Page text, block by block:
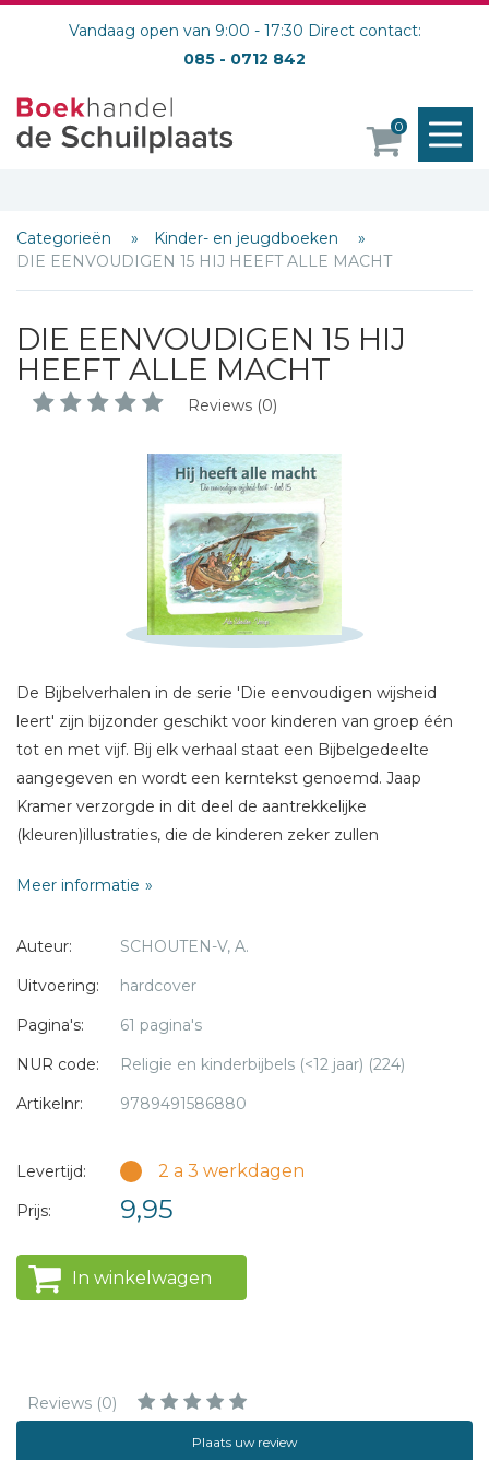
Vandaag open van 9:00 - 17:30 Direct contact:
085 - 0712 842
0
Categorieën
Kinder- en jeugdboeken
DIE EENVOUDIGEN 15 HIJ HEEFT ALLE MACHT
DIE EENVOUDIGEN 15 HIJ
HEEFT ALLE MACHT
Reviews (0)
De Bijbelverhalen in de serie 'Die eenvoudigen wijsheid
leert' zijn bijzonder geschikt voor kinderen van groep één
tot en met vijf. Bij elk verhaal staat een Bijbelgedeelte
aangegeven en wordt een kerntekst genoemd. Jaap
Kramer verzorgde in dit deel de aantrekkelijke
(kleuren)illustraties, die de kinderen zeker zullen
helpen om met de kinderen over het verhaal na te praten.
kinderboeken geschreven. Zij werkte jarenlang in de
gehandicaptenzorg. Bij het schrijven van deze serie werd
heeft in het (speciaal) onderwijs. Dit deel gaat over de
wonderen van de Heere Jezus.
Meer informatie
Auteur:
SCHOUTEN-V, A.
Uitvoering:
hardcover
Pagina's:
61 pagina's
NUR code:
Religie en kinderbijbels (<12 jaar) (224)
Artikelnr:
9789491586880
Levertijd: 2 a 3 werkdagen
Prijs: 9,95
In winkelwagen
Reviews (0)
Plaats uw review
Schrijf hieronder je review!
E-mail *
Titel *
* = verplicht